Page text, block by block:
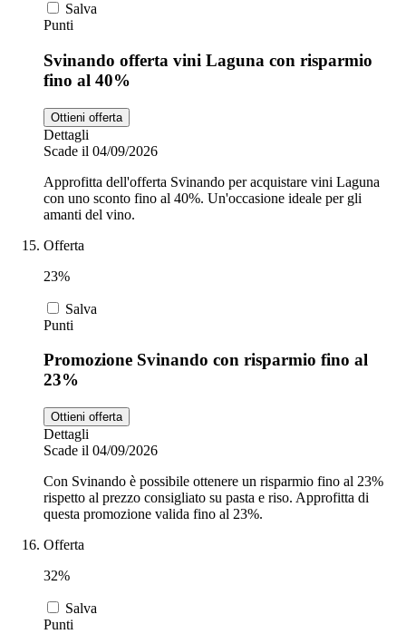
Salva
Punti
Svinando offerta vini Laguna con risparmio
fino al 40%
Ottieni offerta
Dettagli
Scade il 04/09/2026
Approfitta dell'offerta Svinando per acquistare vini Laguna
con uno sconto fino al 40%. Un'occasione ideale per gli
amanti del vino.
Offerta
23%
Salva
Punti
Promozione Svinando con risparmio fino al
23%
Ottieni offerta
Dettagli
Scade il 04/09/2026
Con Svinando è possibile ottenere un risparmio fino al 23%
rispetto al prezzo consigliato su pasta e riso. Approfitta di
questa promozione valida fino al 23%.
Offerta
32%
Salva
Punti